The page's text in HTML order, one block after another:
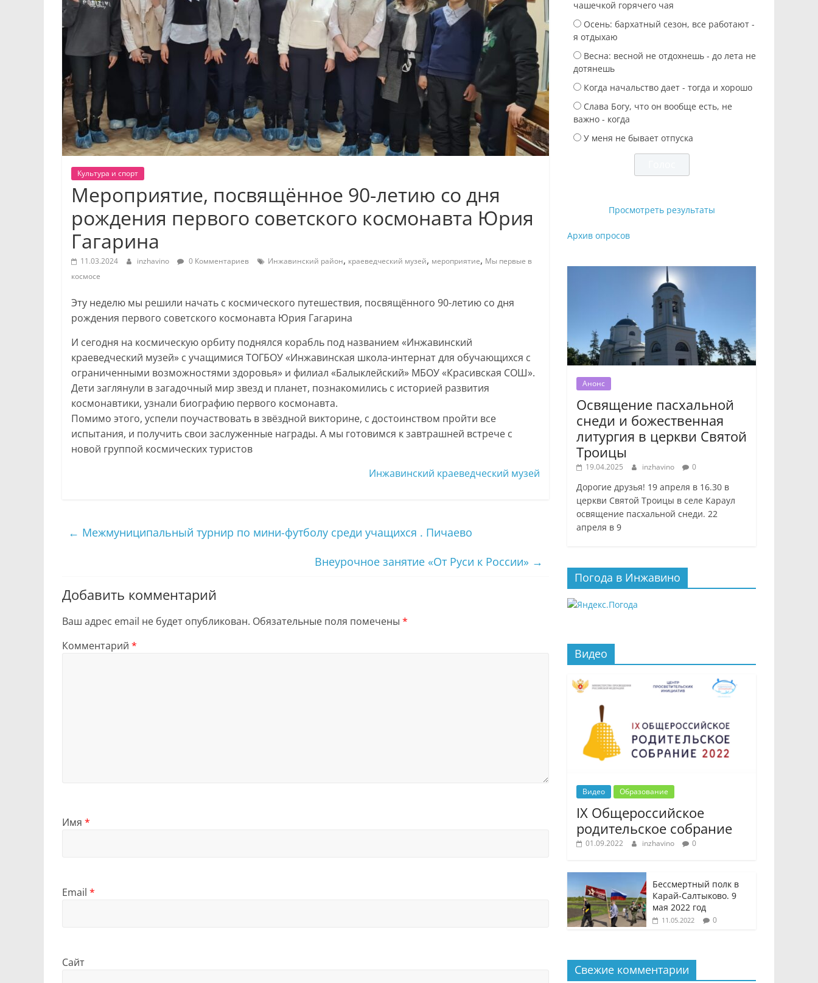
Культура и спорт
Мероприятие, посвящённое 90-летию со дня
рождения первого советского космонавта Юрия
Гагарина
11.03.2024 inzhavino 0 Комментариев Инжавинский район, краеведческий музей, мероприятие, Мы первые в
космосе
Эту неделю мы решили начать с космического путешествия, посвящённого 90-летию со дня
рождения первого советского космонавта Юрия Гагарина
И сегодня на космическую орбиту поднялся корабль под названием «Инжавинский
краеведческий музей» с учащимися ТОГБОУ «Инжавинская школа-интернат для обучающихся с
ограниченными возможностями здоровья» и филиал «Балыклейский» МБОУ «Красивская СОШ».
Дети заглянули в загадочный мир звезд и планет, познакомились с историей развития
космонавтики, узнали биографию первого космонавта.
Помимо этого, успели поучаствовать в звёздной викторине, с достоинством пройти все
испытания, и получить свои заслуженные награды. А мы готовимся к завтрашней встрече с
новой группой космических туристов
Инжавинский краеведческий музей
← Межмуниципальный турнир по мини-футболу среди учащихся . Пичаево
Внеурочное занятие «От Руси к России» →
Добавить комментарий
Ваш адрес email не будет опубликован. Обязательные поля помечены *
Комментарий *
Имя *
Email *
Сайт
чашечкой горячего чая
Осень: бархатный сезон, все работают -
я отдыхаю
Весна: весной не отдохнешь - до лета не
дотянешь
Когда начальство дает - тогда и хорошо
Слава Богу, что он вообще есть, не
важно - когда
У меня не бывает отпуска
Просмотреть результаты
Архив опросов
Анонс
Освящение пасхальной
снеди и божественная
литургия в церкви Святой
Троицы
19.04.2025 inzhavino 0
Дорогие друзья! 19 апреля в 16.30 в
церкви Святой Троицы в селе Караул
освящение пасхальной снеди. 22
апреля в 9
Погода в Инжавино
Видео
Видео Образование
IX Общероссийское
родительское собрание
01.09.2022 inzhavino 0
Бессмертный полк в
Карай-Салтыково. 9
мая 2022 год
11.05.2022 0
Свежие комментарии